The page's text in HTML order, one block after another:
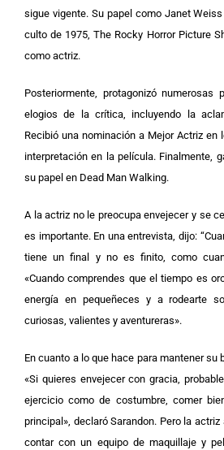
sigue vigente. Su papel como Janet
culto de 1975, The Rocky Horror Picture
como actriz.
Posteriormente, protagonizó numerosas
elogios de la crítica, incluyendo la
Recibió una nominación a Mejor Actriz en
interpretación en la película. Finalmente,
su papel en Dead Man Walking.
A la actriz no le preocupa envejecer y se
es importante. En una entrevista, dijo:
tiene un final y no es finito, como
«Cuando comprendes que el tiempo es
energía en pequeñeces y a rodearte
curiosas, valientes y aventureras».
En cuanto a lo que hace para mantener su
«Si quieres envejecer con gracia,
ejercicio como de costumbre, comer
principal», declaró Sarandon. Pero la
contar con un equipo de maquillaje y